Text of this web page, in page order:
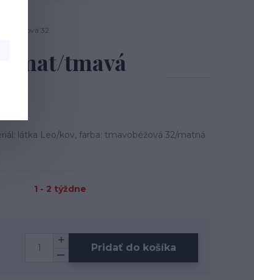
béžová 32
mat/tmavá
látka Leo/kov, farba: tmavobéžová 32/matná
1 - 2 týždne
Pridať do košíka